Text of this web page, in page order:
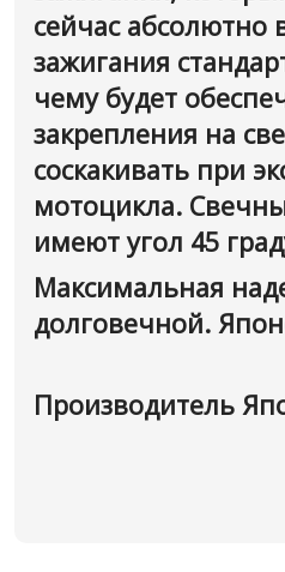
сейчас абсолютно
зажигания
чему будет
закрепления на
соскакивать при
мотоцикла.
имеют угол 45
Максимальная
долговечной.
Производитель